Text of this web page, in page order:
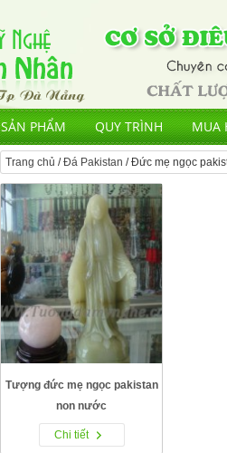
SẢN PHẨM QUY TRÌNH MUA
Trang chủ /Đá Pakistan / Đức mẹ ngọc
Tượng đức mẹ ngọc pakistan
non nước
Chi tiết